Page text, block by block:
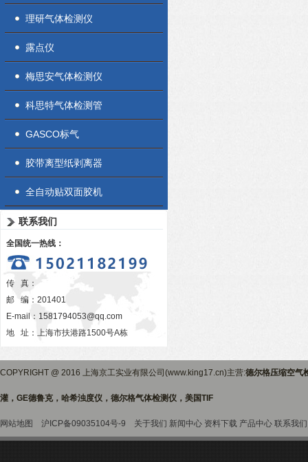
理研气体检测仪
露点仪
梅思安气体检测仪
科思特气体检测管
GASCO标气
胶带离型纸剥离器
全自动贴双面胶机
联系我们
全国统一热线：
传 真：
邮 编：201401
E-mail： 1581794053@qq.com
地 址：上海市扶港路1500号A栋
COPYRIGHT @ 2016 上海京工实业有限公司(www.king17.cn)主营:德尔格压缩空气
灌，GE德鲁克，哈希浊度仪，德尔格气体检测仪，美国TIF
网站地图 沪ICP备09035104号-9 关于我们 新闻中心 资料下载 产品中心 联系我们